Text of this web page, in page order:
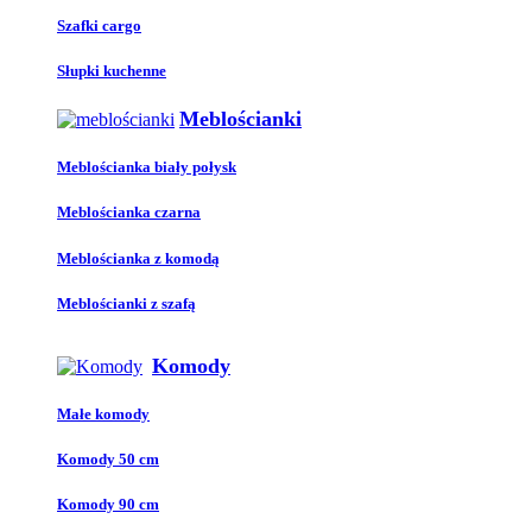
Szafki cargo
Słupki kuchenne
Meblościanki
Meblościanka biały połysk
Meblościanka czarna
Meblościanka z komodą
Meblościanki z szafą
Komody
Małe komody
Komody 50 cm
Komody 90 cm